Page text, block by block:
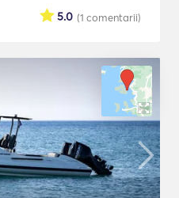
(1 comentarii)
5.0